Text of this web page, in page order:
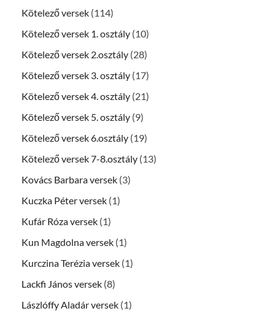
Kötelező versek (114)
Kötelező versek 1. osztály (10)
Kötelező versek 2.osztály (28)
Kötelező versek 3. osztály (17)
Kötelező versek 4. osztály (21)
Kötelező versek 5. osztály (9)
Kötelező versek 6.osztály (19)
Kötelező versek 7-8.osztály (13)
Kovács Barbara versek (3)
Kuczka Péter versek (1)
Kufár Róza versek (1)
Kun Magdolna versek (1)
Kurczina Terézia versek (1)
Lackfi János versek (8)
Lászlóffy Aladár versek (1)